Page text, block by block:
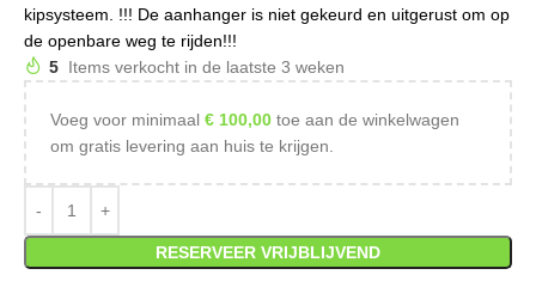
kipsysteem. !!! De aanhanger is niet gekeurd en uitgerust om op
de openbare weg te rijden!!!
5 Items verkocht in de laatste 3 weken
Voeg voor minimaal € 100,00 toe aan de winkelwagen
om gratis levering aan huis te krijgen.
RESERVEER VRIJBLIJVEND